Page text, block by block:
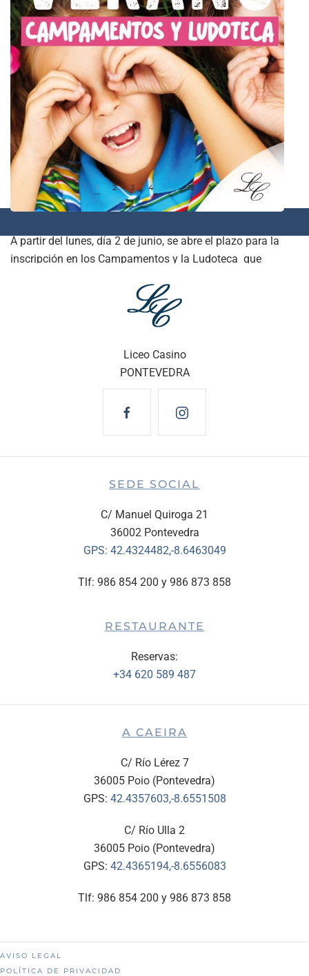
A partir del lunes, día 2 de junio, se abre el plazo para la
inscripción en los Campamentos y la Ludoteca que
facilitar las gestiones a los…
1 2 3 4 … 32
Liceo Casino
PONTEVEDRA
SEDE SOCIAL
C/ Manuel Quiroga 21
36002 Pontevedra
GPS: 42.4324482,-8.6463049
Tlf: 986 854 200 y 986 873 858
RESTAURANTE
Reservas:
+34 620 589 487
A CAEIRA
C/ Río Lérez 7
36005 Poio (Pontevedra)
GPS: 42.4357603,-8.6551508
C/ Río Ulla 2
36005 Poio (Pontevedra)
GPS: 42.4365194,-8.6556083
Tlf: 986 854 200 y 986 873 858
AVISO LEGAL
POLÍTICA DE PRIVACIDAD